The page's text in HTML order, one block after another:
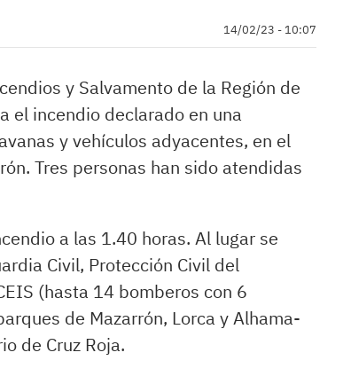
14/02/23 - 10:07
y Salvamento de la Región de
el incendio declarado en una
y vehículos adyacentes, en el
Tres personas han sido atendidas
a las 1.40 horas. Al lugar se
Civil, Protección Civil del
(hasta 14 bomberos con 6
de Mazarrón, Lorca y Alhama-
de Cruz Roja.